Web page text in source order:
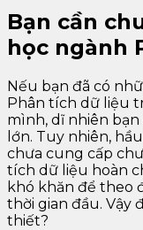
Bạn cần
học ngành
Nếu bạn đã có
Phân tích dữ liệu
mình, dĩ nhiên
lớn. Tuy nhiên,
chưa cung cấp
tích dữ liệu hoàn
khó khăn để theo
thời gian đầu. Vậy
thiết?